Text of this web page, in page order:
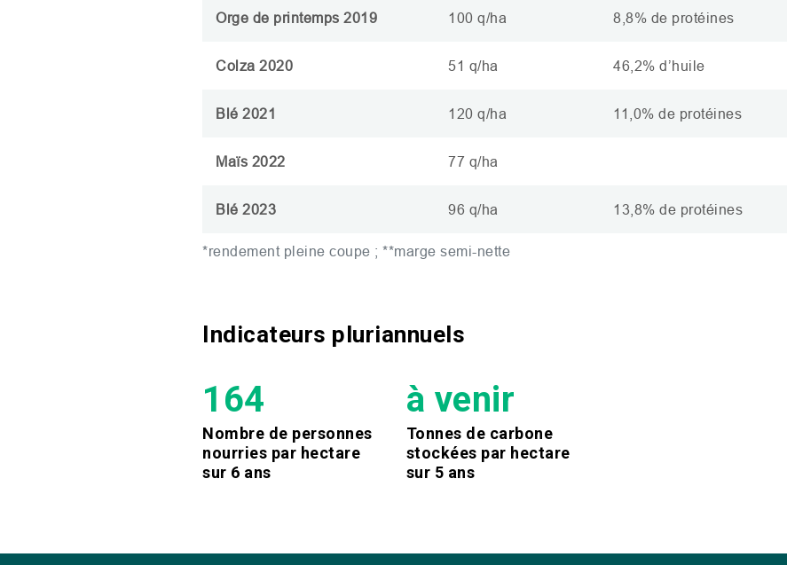
*rendement pleine coupe ; **marge semi-nette
Orge de printemps 2019 100 q/ha 8,8% de protéines
Colza 2020 51 q/ha 46,2% d’huile
Blé 2021 120 q/ha 11,0% de protéines
Maïs 2022 77 q/ha
Blé 2023 96 q/ha 13,8% de protéines
Indicateurs pluriannuels
164
Nombre de personnes
nourries par hectare
sur 6 ans
à venir
Tonnes de carbone
stockées par hectare
sur 5 ans